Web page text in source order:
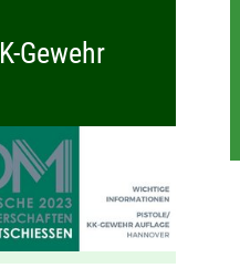
Gewehr